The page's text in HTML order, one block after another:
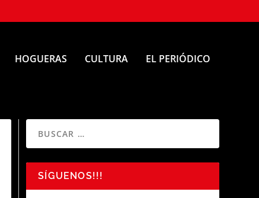
HOGUERAS CULTURA EL PERIÓDICO
SÍGUENOS!!!